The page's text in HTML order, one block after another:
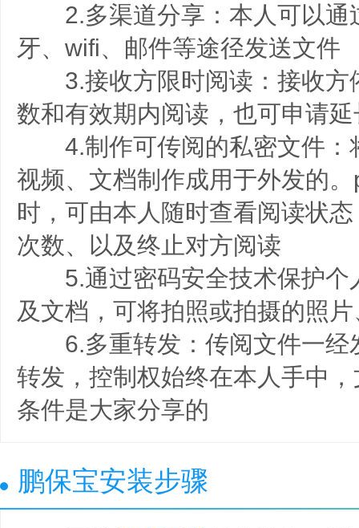
2.多渠道分享：本人可以通
牙、wifi、邮件等途径发送文件
3.接收方限时阅读：接收方
数和有效期内阅读，也可申请
4.制作可传阅的私密文件：
视频、文档制作成用于外发的
时，可由本人随时查看阅读状
次数、以及终止对方阅读
5.通过密码安全技术保护个
及文档，可将拍照或拍摄的照
6.多重转发：传阅文件一经
转发，控制权始终在本人手中
条件是大家分享的
鹏保宝安装步骤